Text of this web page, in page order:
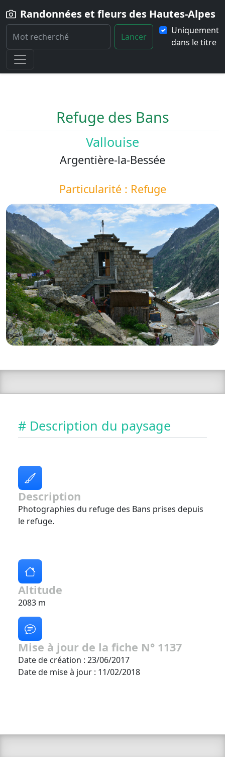
Randonnées et fleurs des Hautes-Alpes
Lancer
Uniquement
dans le titre
Home
Paysage Refuge-des-Bans
Refuge des Bans
Vallouise
Argentière-la-Bessée
Particularité : Refuge
# Description du paysage
Description
Photographies du refuge des Bans prises depuis
le refuge.
Altitude
2083 m
Mise à jour de la fiche N° 1137
Date de création : 23/06/2017
Date de mise à jour : 11/02/2018